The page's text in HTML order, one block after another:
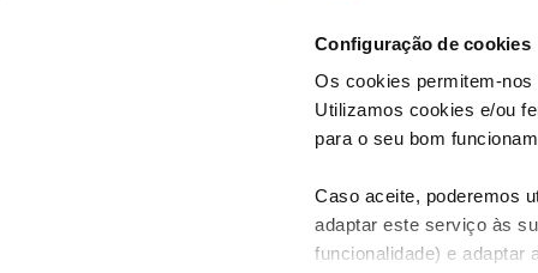
Configuração de cookies
Os cookies permitem-nos
Utilizamos cookies e/ou
para o seu bom
Caso aceite, poderemos
adaptar este serviço às
funcionalidade) e adaptar